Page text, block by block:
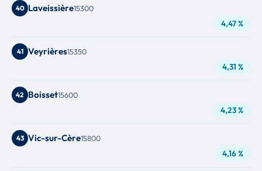
40 Laveissière15300
4,47 %
41 Veyrières15350
4,31 %
42 Boisset15600
4,23 %
43 Vic-sur-Cère15800
4,16 %